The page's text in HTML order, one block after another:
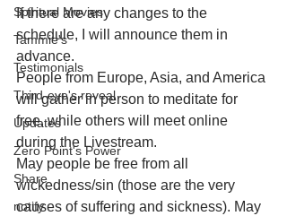
Spiritual Movies
Tammie's
Testimonials
Third-eye's reveal
Updates
Zero Point's Power
Share
notify
If there are any changes to the
schedule, I will announce them in
advance.
People from Europe, Asia, and America
will gather in person to meditate for
free, while others will meet online
during the Livestream.
May people be free from all
wickedness/sin (those are the very
causes of suffering and sickness). May